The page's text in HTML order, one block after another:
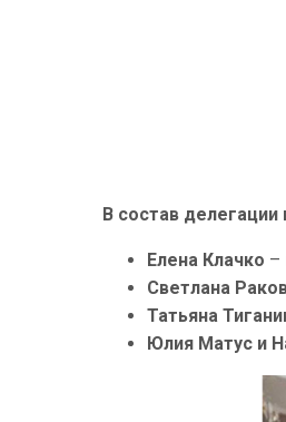
В состав делегации
Елена Клачко –
Светлана
Татьяна
Юлия Матус и